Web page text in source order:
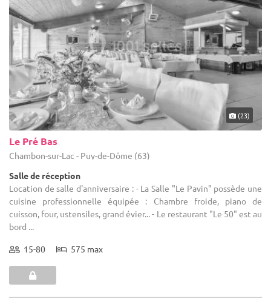
(23)
Le Pré Bas
Chambon-sur-Lac - Puy-de-Dôme (63)
Salle de réception
Location de salle d'anniversaire : - La Salle "Le Pavin" possède une
cuisine professionnelle équipée : Chambre froide, piano de
cuisson, four, ustensiles, grand évier... - Le restaurant "Le 50" est au
bord ...
15-80 575 max